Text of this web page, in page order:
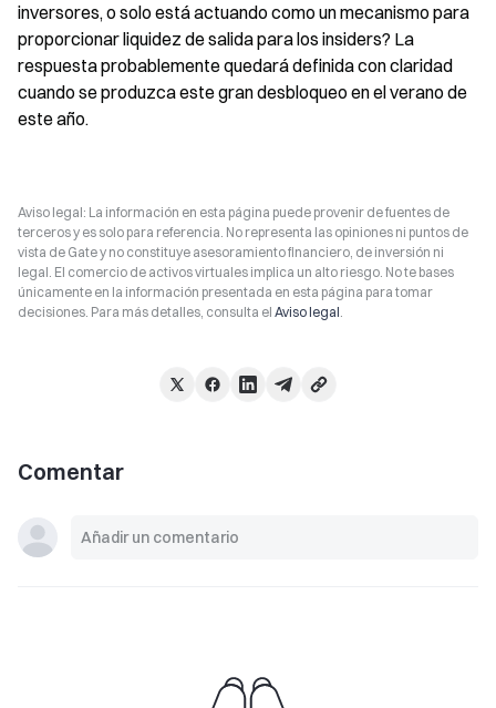
inversores, o solo está actuando como un mecanismo para
proporcionar liquidez de salida para los insiders? La
respuesta probablemente quedará definida con claridad
cuando se produzca este gran desbloqueo en el verano de
este año.
Aviso legal: La información en esta página puede provenir de fuentes de
terceros y es solo para referencia. No representa las opiniones ni puntos de
vista de Gate y no constituye asesoramiento financiero, de inversión ni
legal. El comercio de activos virtuales implica un alto riesgo. No te bases
únicamente en la información presentada en esta página para tomar
decisiones. Para más detalles, consulta el Aviso legal.
Comentar